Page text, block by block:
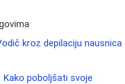
kroz depilaciju nausnica
Kako poboljšati svoje